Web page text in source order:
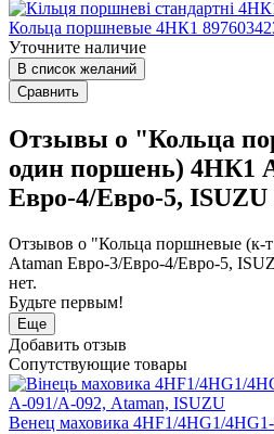
Кольца поршневые 4HК1
Уточните наличие
В список желаний
Сравнить
Отзывы о "Кольца
один поршень) 4НК1
Евро-4/Евро-5,
Отзывов о "Кольца поршневые (к-
Ataman Евро-3/Евро-4/Евро-5,
нет.
Будьте первым!
Еще
Добавить отзыв
Сопутствующие товары
Венец маховика 4HF1/4HG1/